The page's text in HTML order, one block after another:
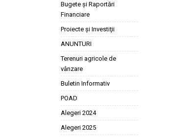
Bugete şi Raportări
Financiare
Proiecte şi Investiţii
ANUNTURI
Terenuri agricole de
vânzare
Buletin Informativ
POAD
Alegeri 2024
Alegeri 2025